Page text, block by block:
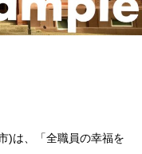
)は、「全職員の幸福を